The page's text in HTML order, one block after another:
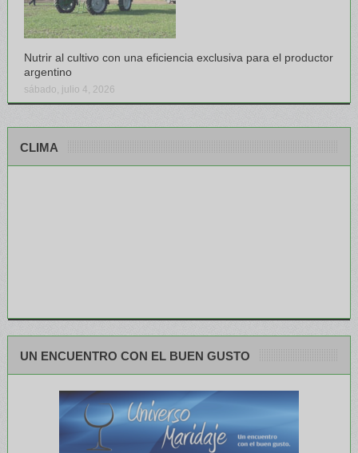
Nutrir al cultivo con una eficiencia exclusiva para el productor
argentino
sábado, julio 4, 2026
CLIMA
UN ENCUENTRO CON EL BUEN GUSTO